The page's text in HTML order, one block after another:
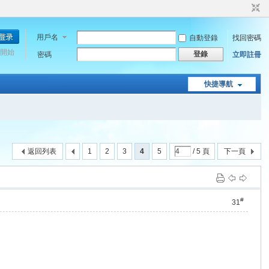
用戶名 自動登錄
找回密碼
密碼
登錄 立即註冊
始
快捷導航
1 2 3 4 5 / 5 頁 下一頁
返回列表
31#